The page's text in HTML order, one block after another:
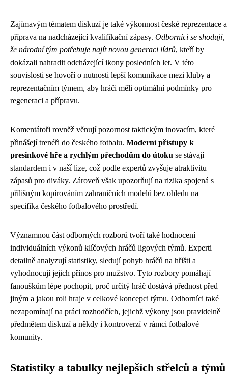
Zajímavým tématem diskuzí je také výkonnost české reprezentace a
příprava na nadcházející kvalifikační zápasy. Odborníci se shodují,
že národní tým potřebuje najít novou generaci lídrů, kteří by
dokázali nahradit odcházející ikony posledních let. V této
souvislosti se hovoří o nutnosti lepší komunikace mezi kluby a
reprezentačním týmem, aby hráči měli optimální podmínky pro
regeneraci a přípravu.
Komentátoři rovněž věnují pozornost taktickým inovacím, které
přinášejí trenéři do českého fotbalu. Moderní přístupy k
presinkové hře a rychlým přechodům do útoku se stávají
standardem i v naší lize, což podle expertů zvyšuje atraktivitu
zápasů pro diváky. Zároveň však upozorňují na rizika spojená s
přílišným kopírováním zahraničních modelů bez ohledu na
specifika českého fotbalového prostředí.
Významnou část odborných rozborů tvoří také hodnocení
individuálních výkonů klíčových hráčů ligových týmů. Experti
detailně analyzují statistiky, sledují pohyb hráčů na hřišti a
vyhodnocují jejich přínos pro mužstvo. Tyto rozbory pomáhají
fanouškům lépe pochopit, proč určitý hráč dostává přednost před
jiným a jakou roli hraje v celkové koncepci týmu. Odborníci také
nezapomínají na práci rozhodčích, jejichž výkony jsou pravidelně
předmětem diskuzí a někdy i kontroverzí v rámci fotbalové
komunity.
Statistiky a tabulky nejlepších střelců a týmů